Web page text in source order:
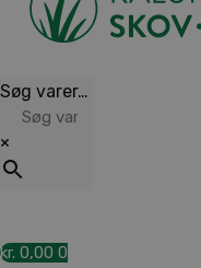
Søg varer…
×
kr. 0,00 0